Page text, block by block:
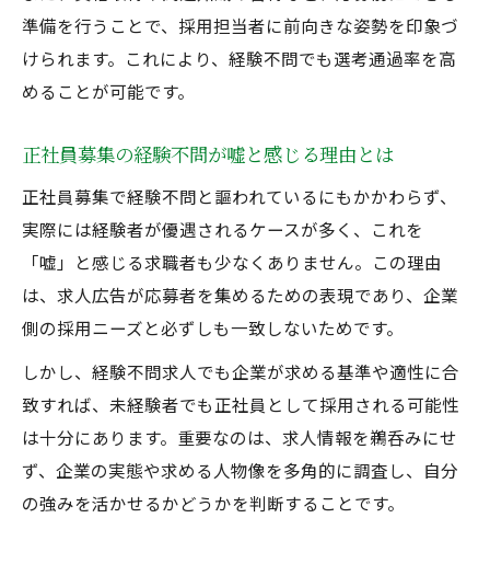
準備を行うことで、採用担当者に前向きな姿勢を印象づ
けられます。これにより、経験不問でも選考通過率を高
めることが可能です。
正社員募集の経験不問が嘘と感じる理由とは
正社員募集で経験不問と謳われているにもかかわらず、
実際には経験者が優遇されるケースが多く、これを
「嘘」と感じる求職者も少なくありません。この理由
は、求人広告が応募者を集めるための表現であり、企業
側の採用ニーズと必ずしも一致しないためです。
しかし、経験不問求人でも企業が求める基準や適性に合
致すれば、未経験者でも正社員として採用される可能性
は十分にあります。重要なのは、求人情報を鵜呑みにせ
ず、企業の実態や求める人物像を多角的に調査し、自分
の強みを活かせるかどうかを判断することです。